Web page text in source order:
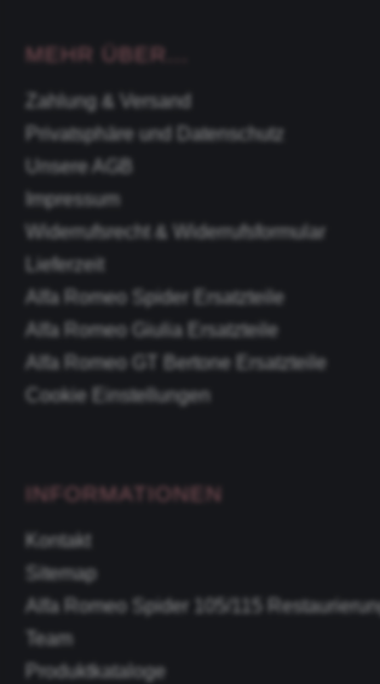
MEHR ÜBER...
Zahlung & Versand
Privatsphäre und Datenschutz
Unsere AGB
Impressum
Widerrufsrecht & Widerrufsformular
Lieferzeit
Alfa Romeo Spider Ersatzteile
Alfa Romeo Giulia Ersatzteile
Alfa Romeo GT Bertone Ersatzteile
Cookie Einstellungen
INFORMATIONEN
Kontakt
Sitemap
Alfa Romeo Spider 105/115
Team
Produktkataloge